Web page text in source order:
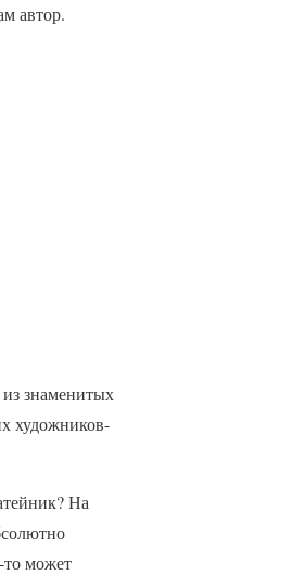
автор.
знаменитых
художников-
На
может